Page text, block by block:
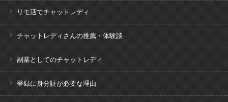
リモ活でチャットレディ
チャットレディさんの推薦・体験談
副業としてのチャットレディ
登録に身分証が必要な理由